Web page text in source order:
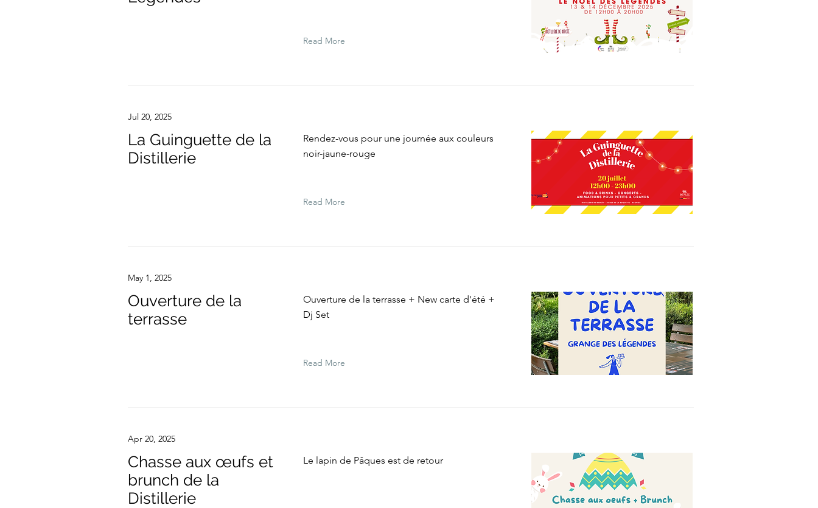
Read More
Jul 20, 2025
La Guinguette de la
Distillerie
Rendez-vous pour une journée aux couleurs
noir-jaune-rouge
Read More
May 1, 2025
Ouverture de la
terrasse
Ouverture de la terrasse + New carte d'été +
Dj Set
Read More
Apr 20, 2025
Chasse aux œufs et
brunch de la
Distillerie
Le lapin de Pâques est de retour